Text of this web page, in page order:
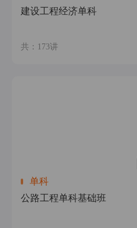
建设工程经济单科
共：173讲
单科
公路工程单科基础班